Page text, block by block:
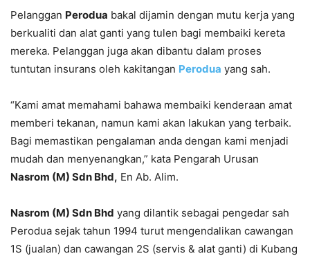
Pelanggan Perodua bakal dijamin dengan mutu kerja yang
berkualiti dan alat ganti yang tulen bagi membaiki kereta
mereka. Pelanggan juga akan dibantu dalam proses
tuntutan insurans oleh kakitangan Perodua yang sah.
“Kami amat memahami bahawa membaiki kenderaan amat
memberi tekanan, namun kami akan lakukan yang terbaik.
Bagi memastikan pengalaman anda dengan kami menjadi
mudah dan menyenangkan,” kata Pengarah Urusan
Nasrom (M) Sdn Bhd, En Ab. Alim.
Nasrom (M) Sdn Bhd yang dilantik sebagai pengedar sah
Perodua sejak tahun 1994 turut mengendalikan cawangan
1S (jualan) dan cawangan 2S (servis & alat ganti) di Kubang